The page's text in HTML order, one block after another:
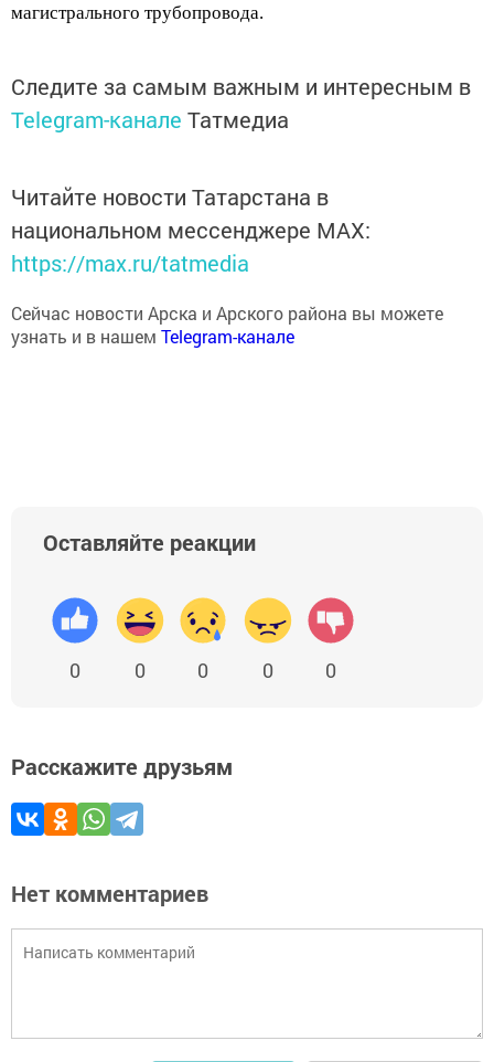
магистрального трубопровода.
Следите за самым важным и интересным в
Telegram-канале Татмедиа
Читайте новости Татарстана в
национальном мессенджере MАХ:
https://max.ru/tatmedia
Сейчас новости Арска и Арского района вы можете
узнать и в нашем Telegram-канале
Оставляйте реакции
0 0 0 0 0
Расскажите друзьям
Нет комментариев